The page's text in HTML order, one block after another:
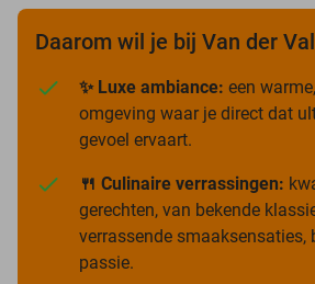
Daarom wil je bij Van der
✨ Luxe ambiance: een
omgeving waar je direct dat
gevoel ervaart.
🍴 Culinaire verrassingen:
gerechten, van bekende
verrassende smaaksensaties,
passie.